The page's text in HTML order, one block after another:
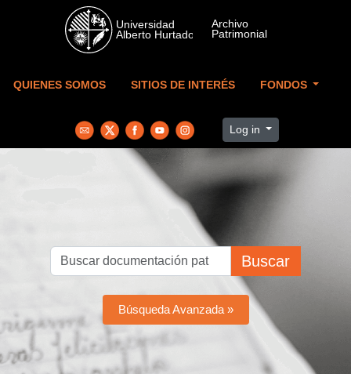
Skip to main content
QUIENES SOMOS SITIOS DE INTERÉS FONDOS
Log in
Buscar
Búsqueda Avanzada »